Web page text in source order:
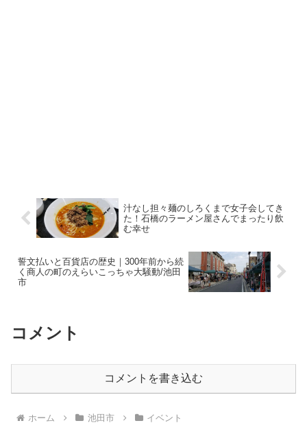
汁なし担々麺のしろくまで女子会してき
た！石橋のラーメン屋さんでまったり飲
む幸せ
誓文払いと百貨店の歴史｜300年前から続
く商人の町のえらいこっちゃ大騒動/池田
市
コメント
コメントを書き込む
ホーム 池田市 イベント